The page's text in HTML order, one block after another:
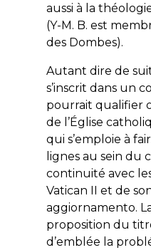
aussi à la
(Y-M. B. est
des Dombes).
Autant dire de
s’inscrit dans un
pourrait qualifier
de l’Église
qui s’emploie à
lignes au sein du
continuité avec
Vatican II et de
aggiornamento.
proposition du
d’emblée la